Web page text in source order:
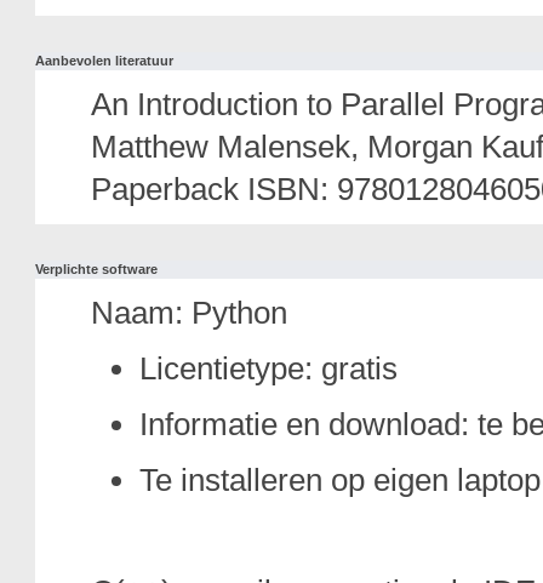
Aanbevolen literatuur
An Introduction to Parallel
Matthew Malensek, Morgan
Paperback ISBN:
Verplichte software
Naam: Python
Licentietype: gratis
Informatie en download: te
Te installeren op eigen laptop